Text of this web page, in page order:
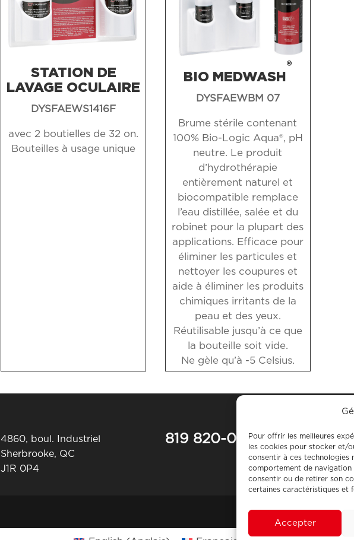
Pour offrir les meilleures
les cookies pour stocker et/
consentir à ces technologies
comportement de navigation
consentir ou de retirer son
certaines caractéristiques et
Accepter
STATION DE
LAVAGE OCULAIRE
DYSFAEWS1416F
avec 2 boutielles de 32 on.
Bouteilles à usage unique
BIO MEDWASH
®
DYSFAEWBM 07
Brume stérile contenant
100% Bio-Logic Aqua®, pH
neutre. Le produit
d’hydrothérapie
entièrement naturel et
biocompatible remplace
l’eau distillée, salée et du
robinet pour la plupart des
applications. Efficace pour
éliminer les particules et
nettoyer les coupures et
aide à éliminer les produits
chimiques irritants de la
peau et des yeux.
Réutilisable jusqu’à ce que
la bouteille soit vide.
Ne gèle qu’à -5 Celsius.
4860, boul. Industriel
Sherbrooke, QC
J1R 0P4
819 820-0487